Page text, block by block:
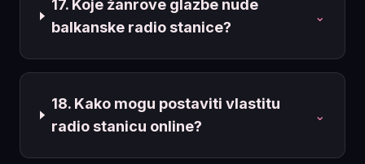
17. Koje žanrove glazbe nude
balkanske radio stanice?
⌄
18. Kako mogu postaviti vlastitu
radio stanicu online?
⌄